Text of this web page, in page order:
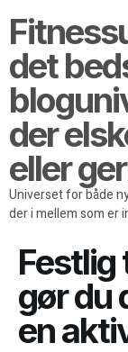
det
der
eller
Universet for både
der i mellem som er
gør du
en